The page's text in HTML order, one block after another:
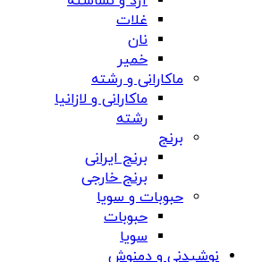
غلات
نان
خمیر
ماکارانی و رشته
ماکارانی و لازانیا
رشته
برنج
برنج ایرانی
برنج خارجی
حبوبات و سویا
حبوبات
سویا
نوشیدنی و دمنوش